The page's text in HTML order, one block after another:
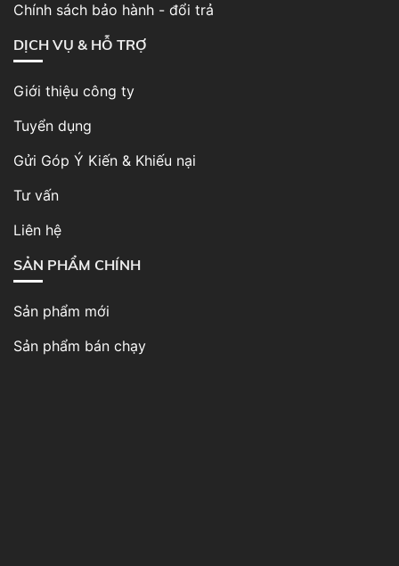
Chính sách bảo hành - đổi trả
DỊCH VỤ & HỖ TRỢ
Giới thiệu công ty
Tuyển dụng
Gửi Góp Ý Kiến & Khiếu nại
Tư vấn
Liên hệ
SẢN PHẨM CHÍNH
Sản phẩm mới
Sản phẩm bán chạy